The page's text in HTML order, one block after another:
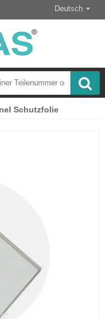
Deutsch
Schutzfolie